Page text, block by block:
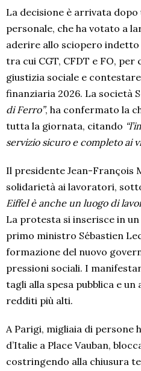
La decisione è arrivata dopo
personale, che ha votato a
aderire allo sciopero
tra cui CGT, CFDT e FO,
giustizia sociale e
finanziaria 2026. La società
di Ferro”, ha confermato la
tutta la giornata, citando
servizio sicuro e completo ai
Il presidente Jean-François
solidarietà ai lavoratori,
Eiffel è anche un luogo di
La protesta si inserisce in
primo ministro Sébastien
formazione del nuovo
pressioni sociali. I
tagli alla spesa pubblica e un
redditi più alti.
A Parigi, migliaia di persone
d’Italie a Place Vauban,
costringendo alla chiusura